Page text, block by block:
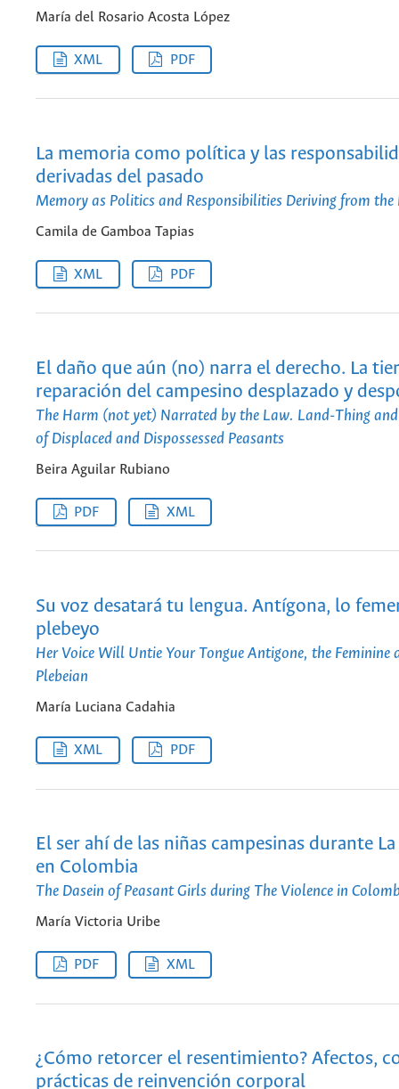
María del Rosario Acosta López
XML PDF
La memoria como política y las
derivadas del pasado
Memory as Politics and Responsibilities Deriving from the
Camila de Gamboa Tapias
XML PDF
El daño que aún (no) narra el derecho. La
reparación del campesino desplazado y
The Harm (not yet) Narrated by the Law. Land-Thing
of Displaced and Dispossessed Peasants
Beira Aguilar Rubiano
PDF XML
Su voz desatará tu lengua. Antígona, lo
plebeyo
Her Voice Will Untie Your Tongue Antigone, the Feminine
Plebeian
María Luciana Cadahia
XML PDF
El ser ahí de las niñas campesinas durante
en Colombia
The Dasein of Peasant Girls during The Violence in
María Victoria Uribe
PDF XML
¿Cómo retorcer el resentimiento? Afectos,
prácticas de reinvención corporal